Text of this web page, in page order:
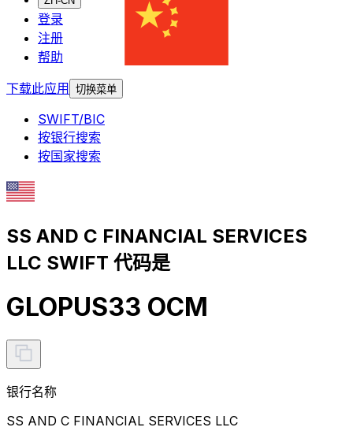
登录
注册
帮助
下载此应用
切换菜单
SWIFT/BIC
按银行搜索
按国家搜索
SS AND C FINANCIAL SERVICES
LLC SWIFT 代码是
GLOPUS33 OCM
银行名称
SS AND C FINANCIAL SERVICES LLC